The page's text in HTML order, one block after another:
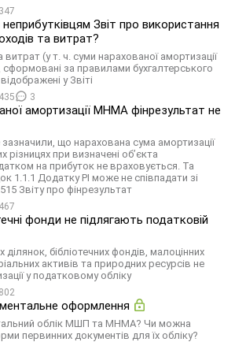
Звіт про використання
та витрат?
витрат (у т. ч. суми нарахованої амортизації
сформовані за правилами бухгалтерського
у Звіті
3
амортизації МНМА фінрезультат не
що нарахована сума амортизації
при визначені об’єкта
на прибуток не враховується. Та
1.1.1 Додатку РІ може не співпадати зі
Звіту про фінрезультат
фонди не підлягають податковій
ділянок, бібліотечних фондів, малоцінних
активів та природних ресурсів не
у податковому обліку
оформлення
облік МШП та МНМА? Чи можна
первинних документів для їх обліку?